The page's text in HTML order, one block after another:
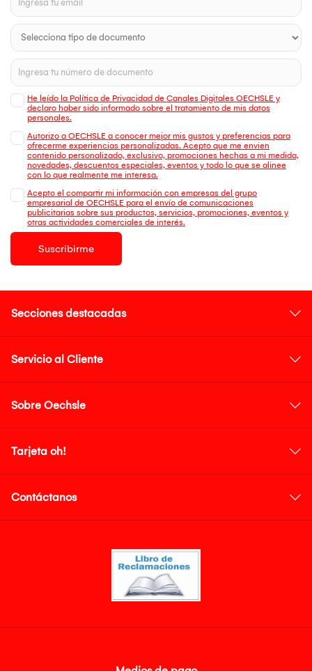
He leído la Política de Privacidad de Canales Digitales OECHSLE y
declaro haber sido informado sobre el tratamiento de mis datos
personales.
Autorizo a OECHSLE a conocer mejor mis gustos y preferencias para
ofrecerme experiencias personalizadas. Acepto que me envien
contenido personalizado, exclusivo, promociones hechas a mi medida,
novedades, descuentos especiales, eventos y todo lo que se alinee
con lo que realmente me interesa.
Acepto el compartir mi información con empresas del grupo
empresarial de OECHSLE para el envío de comunicaciones
publicitarias sobre sus productos, servicios, promociones, eventos y
otras actividades comerciales de interés.
Suscribirme
Secciones destacadas
Servicio al Cliente
Sobre Oechsle
Tarjeta oh!
Contáctanos